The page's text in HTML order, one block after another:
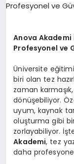
Anova Akademi
Profesyonel ve
Üniversite
biri olan tez
zaman
dönüşebiliyor.
uyum, kaynak
oluşturma gibi
zorlayabiliyor.
Akademi, tez
daha